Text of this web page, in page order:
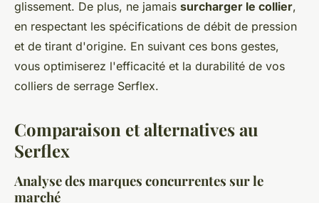
glissement. De plus, ne jamais surcharger le collier,
en respectant les spécifications de débit de pression
et de tirant d'origine. En suivant ces bons gestes,
vous optimiserez l'efficacité et la durabilité de vos
colliers de serrage Serflex.
Comparaison et alternatives au
Serflex
Analyse des marques concurrentes sur le
marché